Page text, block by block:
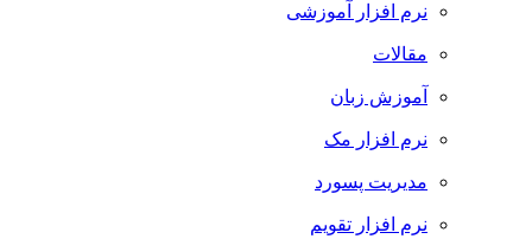
نرم افزار آموزشی
مقالات
آموزش زبان
نرم افزار مک
مدیریت پسورد
نرم افزار تقویم